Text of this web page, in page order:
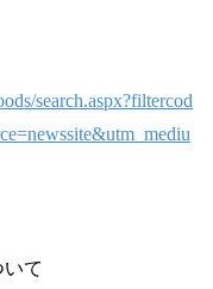
search.aspx?filtercod
て